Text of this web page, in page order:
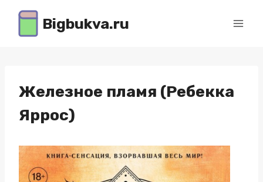
Перейти
содержимому
Bigbukva.ru
Железное пламя (Ребекка
Яррос)